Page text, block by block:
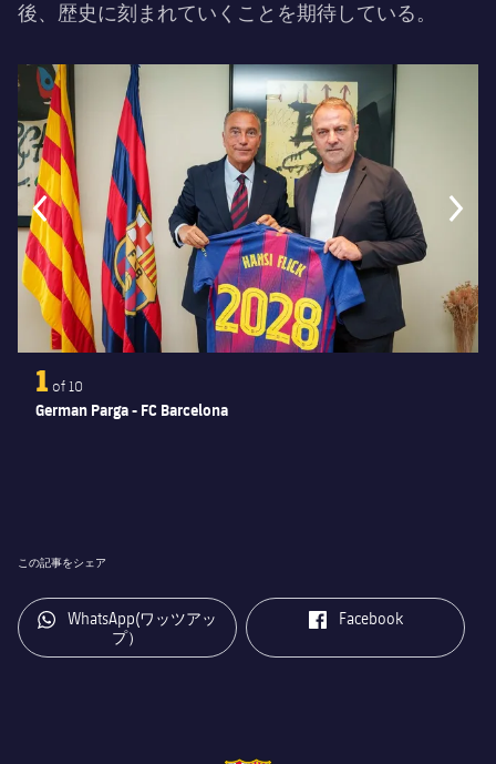
後、歴史に刻まれていくことを期待している。
前
label.aria.chevronleft
1 of10
German Parga - FC Barcelona
この記事をシェア
label.aria.whatsapp
WhatsApp(ワッツアッ
プ）
label.aria.facebook
Facebook